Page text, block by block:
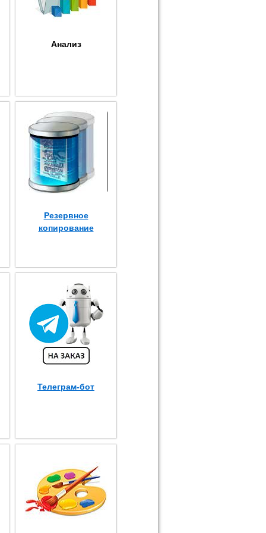
Анализ
Резервное
копирование
Телеграм-бот